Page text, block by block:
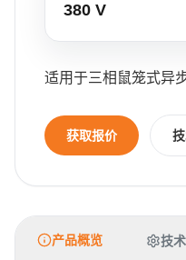
380 V
适用于三相鼠笼式异
获取报价
产品概览 技